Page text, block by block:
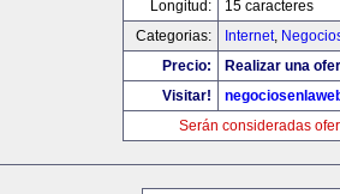
Longitud:
15 caracteres
Categorias:
Internet,
Precio:
Realizar una
Visitar!
Serán consideradas